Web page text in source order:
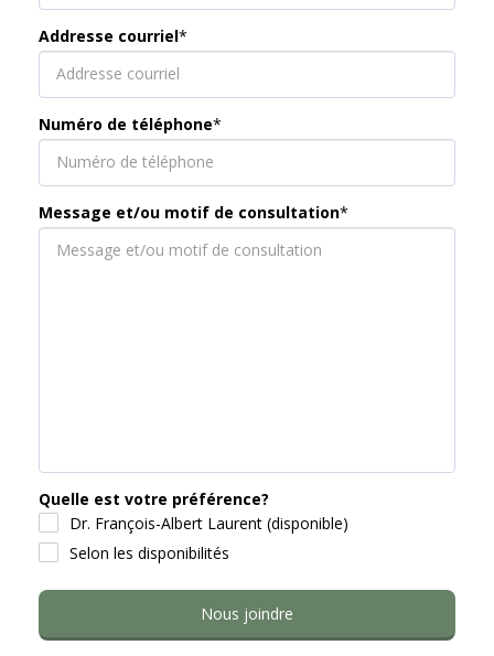
Addresse courriel*
Numéro de téléphone*
Message et/ou motif de consultation*
Quelle est votre préférence?
Dr. François-Albert Laurent (disponible)
Selon les disponibilités
Nous joindre